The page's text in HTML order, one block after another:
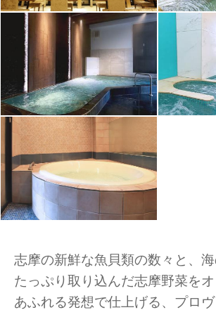
志摩の新鮮な魚貝類の数々と、
たっぷり取り込んだ志摩野菜を
あふれる発想で仕上げる、プロ